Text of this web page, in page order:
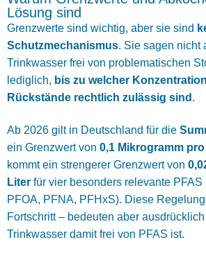
Lösung sind
Grenzwerte sind wichtig, aber sie sind
Schutzmechanismus. Sie sagen nicht
Trinkwasser frei von problematischen
lediglich, bis zu welcher
Rückstände rechtlich zulässig sind .
Ab 2026 gilt in Deutschland für die
ein Grenzwert von 0,1 Mikrogramm
kommt ein strengerer Grenzwert von
Liter für vier besonders relevante PFAS
PFOA, PFNA, PFHxS). Diese
Fortschritt – bedeuten aber ausdrücklich
Trinkwasser damit frei von PFAS ist.